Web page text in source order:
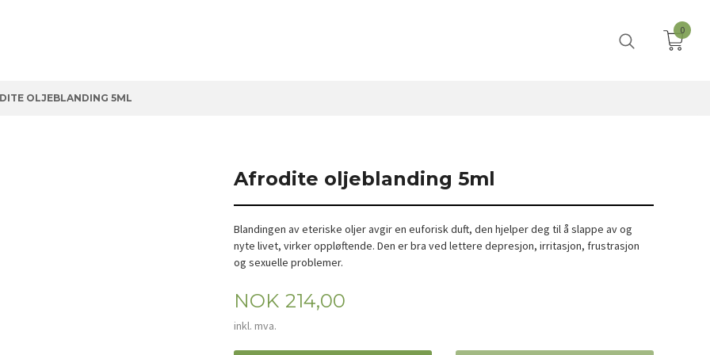
0
OLJEBLANDING 5ML
Afrodite oljeblanding 5ml
Blandingen av eteriske oljer avgir en euforisk duft, den hjelper deg til å slappe av og
nyte livet, virker oppløftende. Den er bra ved lettere depresjon, irritasjon, frustrasjon
og sexuelle problemer.
Pris
NOK 214,00
inkl. mva.